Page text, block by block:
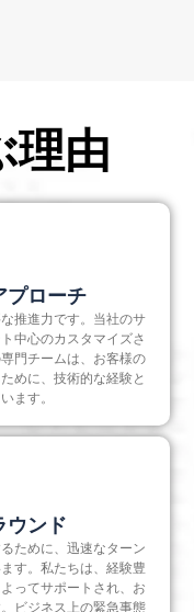
が必要です。
には、会社法に
す。法人の税
です。ただ
年10月31日ま
理由
プローチ
推進力です。当社のサ
中心のカスタマイズさ
門チームは、お客様の
めに、技術的な経験と
ます。
ウンド
ために、迅速なターン
す。私たちは、経験豊
ってサポートされ、お
ビジネス上の緊急事態